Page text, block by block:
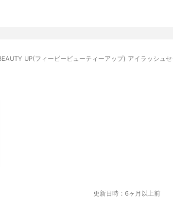
UP(フィービービューティーアップ) アイラッシュセ
更新日時：6ヶ月以上前